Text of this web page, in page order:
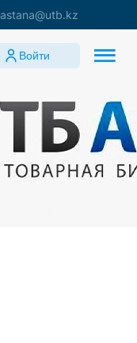
Войти